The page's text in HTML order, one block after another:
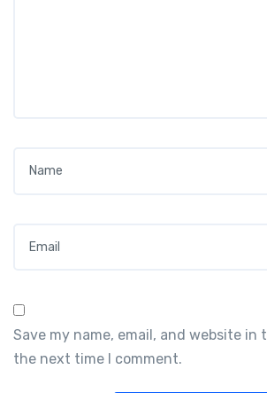
Save my name, email, and website in
the next time I comment.